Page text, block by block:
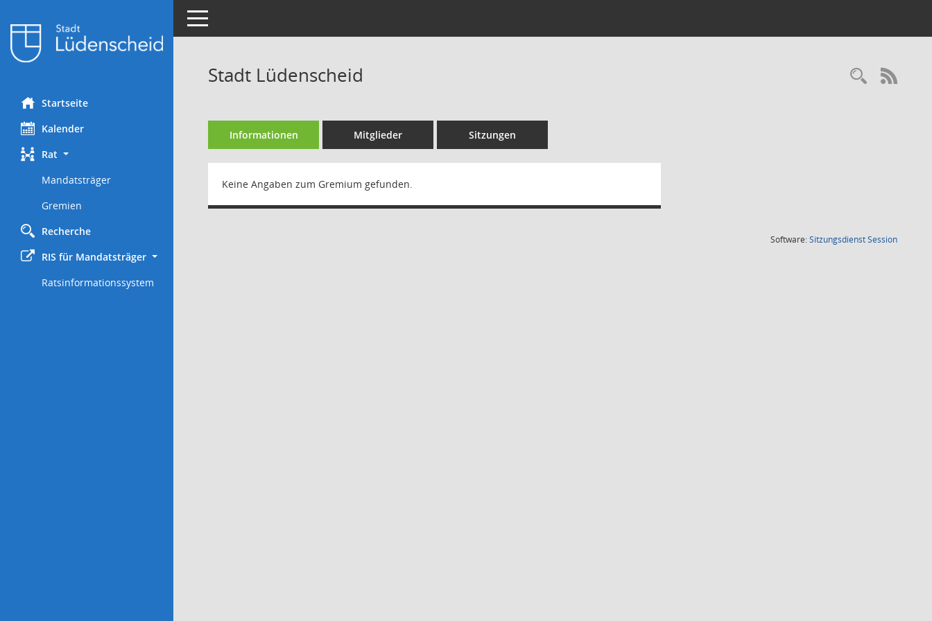
Startseite
Kalender
Rat
Mandatsträger
Gremien
Recherche
RIS für Mandatsträger
Ratsinformationssystem
Toggle navigation
Stadt Lüdenscheid
Informationen Mitglieder Sitzungen
Keine Angaben zum Gremium gefunden.
Software:SitzungsdienstSession(Wird in